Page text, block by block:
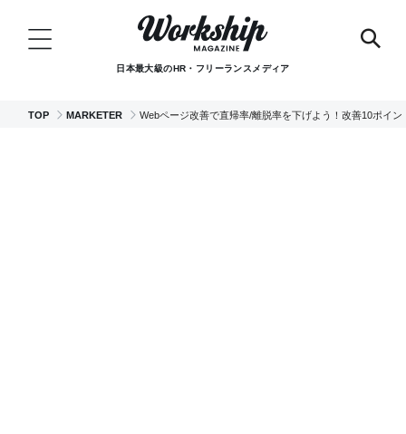
日本最大級のHR・フリーランスメディア
TOP MARKETER Webページ改善で直帰率/離脱率を下げよう！改善10ポイン